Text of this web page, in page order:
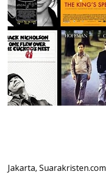
Jakarta, Suarakristen.com